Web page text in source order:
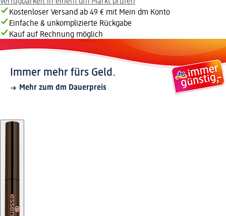
Verfügbarkeit in einem dm Markt prüfen
Kostenloser Versand ab 49 € mit Mein dm Konto
Einfache & unkomplizierte Rückgabe
Kauf auf Rechnung möglich
Immer mehr fürs Geld.
Mehr zum dm Dauerpreis